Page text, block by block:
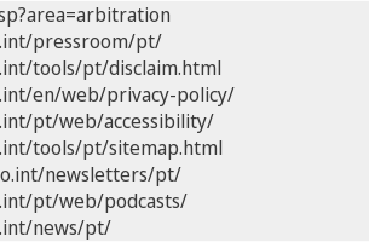
pressroom/pt/
tools/pt/disclaim.html
en/web/privacy-policy/
pt/web/accessibility/
tools/pt/sitemap.html
newsletters/pt/
pt/web/podcasts/
news/pt/